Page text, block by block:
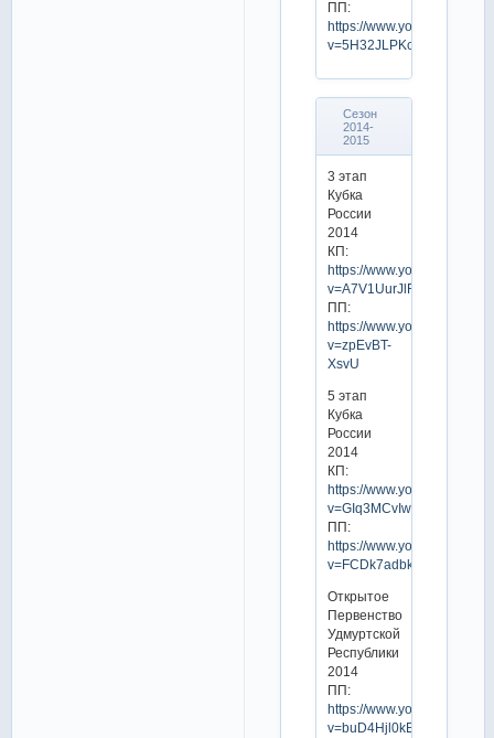
ПП:
https://www.youtube.com/
v=5H32JLPKcL0
Сезон
2014-
2015
3 этап
Кубка
России
2014
КП:
https://www.youtube.com/
v=A7V1UurJlFk
ПП:
https://www.youtube.com/
v=zpEvBT-
XsvU
5 этап
Кубка
России
2014
КП:
https://www.youtube.com/
v=GIq3MCvIwMY
ПП:
https://www.youtube.com/
v=FCDk7adbkfI
Открытое
Первенство
Удмуртской
Республики
2014
ПП:
https://www.youtube.com/
v=buD4Hjl0kEQ